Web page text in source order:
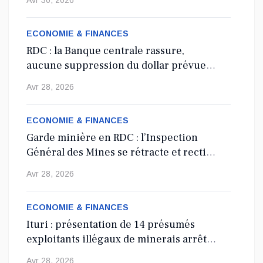
Nord-Kivu : le député Crispin Mbindule dans le
collimateur de l’ANR
Le député national Crispin Mbindule, également président du
conseil d’administration du Cadastre minier, fait l’objet d’un...
ECONOMIE & FINANCES
RDC : la Banque centrale rassure,
aucune suppression du dollar prévue
Avr 28, 2026
ECONOMIE & FINANCES
Garde minière en RDC : l’Inspection
Général des Mines se rétracte et rectifie
Avr 28, 2026
ECONOMIE & FINANCES
Ituri : présentation de 14 présumés
exploitants illégaux de minerais arrêtés
Avr 28, 2026